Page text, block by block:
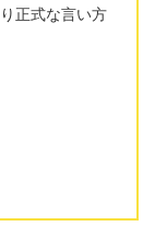
正式な言い方